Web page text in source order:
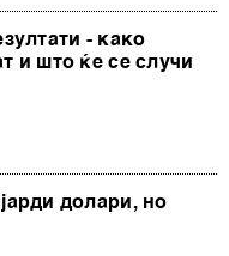
- како
и што ќе се случи
долари, но